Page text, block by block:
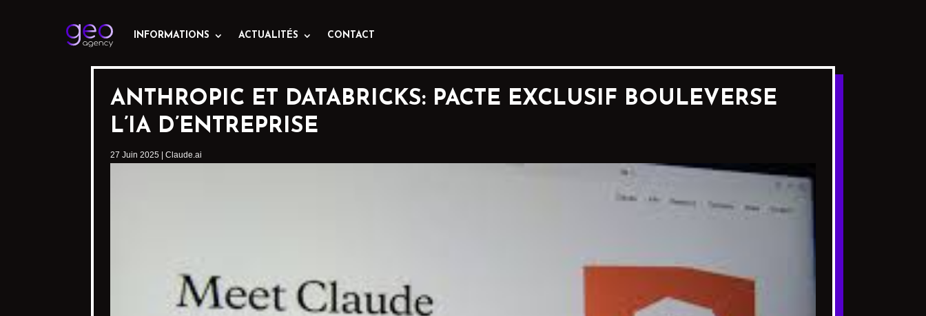
INFORMATIONS ACTUALITÉS CONTACT
ANTHROPIC ET DATABRICKS: PACTE EXCLUSIF BOULEVERSE
L’IA D’ENTREPRISE
27 Juin 2025 Claude.ai